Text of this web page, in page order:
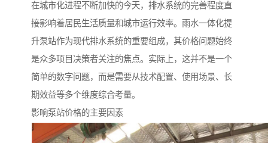
在城市化进程不断加快的今天，排水系统的完善程度直
接影响着居民生活质量和城市运行效率。雨水一体化提
升泵站作为现代排水系统的重要组成，其价格问题始终
是众多项目决策者关注的焦点。实际上，这并不是一个
简单的数字问题，而是需要从技术配置、使用场景、长
期效益等多个维度综合考量。
影响泵站价格的主要因素
地埋式一体化污水处理设
备设备
加药装置污水设备
城乡生活污水处理设备设 MBR膜污水处理设备
气浮机一体化污水处理设 污水处理设备生产厂家
印刷厂污水处理设备
污水提升泵站 口腔科污水处理设备